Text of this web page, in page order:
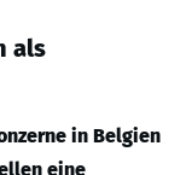
als
in Belgien
eine